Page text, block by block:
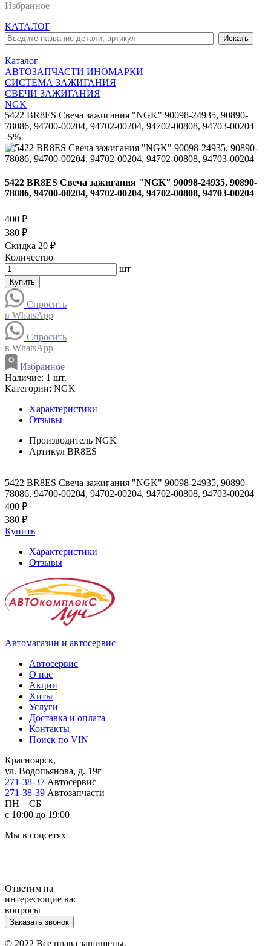
Избранное
КАТАЛОГ
Каталог
АВТОЗАПЧАСТИ ИНОМАРКИ
СИСТЕМА ЗАЖИГАНИЯ
СВЕЧИ ЗАЖИГАНИЯ
NGK
5422 BR8ES Свеча зажигания "NGK" 90098-24935, 90890-
78086, 94700-00204, 94702-00204, 94702-00808, 94703-00204
-5%
5422 BR8ES Свеча зажигания "NGK" 90098-24935, 90890-
78086, 94700-00204, 94702-00204, 94702-00808, 94703-00204
400 ₽
380 ₽
Скидка 20 ₽
Количество
шт
Купить
Спросить
в WhatsApp
Спросить
в WhatsApp
Избранное
Наличие: 1 шт.
Категории: NGK
Характеристики
Отзывы
Производитель NGK
Артикул BR8ES
5422 BR8ES Свеча зажигания "NGK" 90098-24935, 90890-
78086, 94700-00204, 94702-00204, 94702-00808, 94703-00204
400 ₽
380 ₽
Купить
Характеристики
Отзывы
Автомагазин и автосервис
Автосервис
О нас
Акции
Хиты
Услуги
Доставка и оплата
Контакты
Поиск по VIN
Красноярск,
ул. Водопьянова, д. 19г
271-38-37 Автосервис
271-38-39 Автозапчасти
ПН – СБ
с 10:00 до 19:00
Мы в соцсетях
Ответим на
интересющие вас
вопросы
Заказать звонок
© 2022 Все права защищены.